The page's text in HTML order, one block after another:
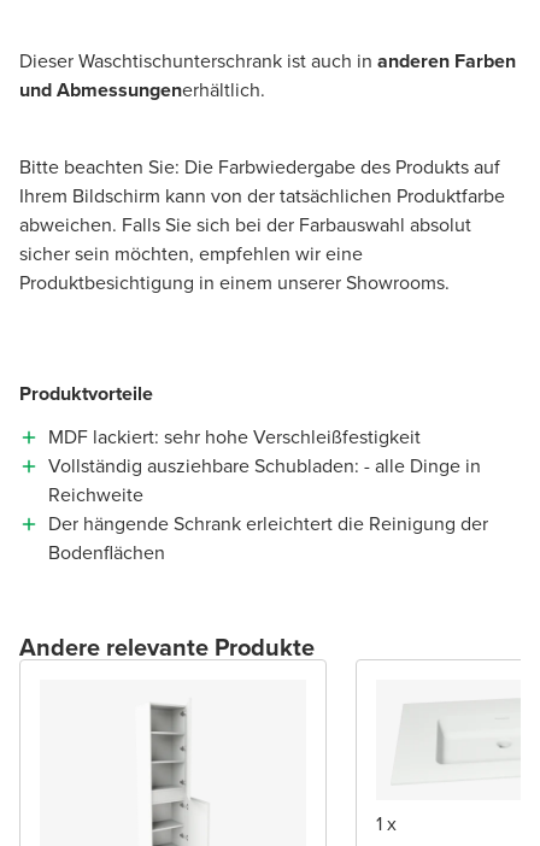
Dieser Waschtischunterschrank ist auch in anderen Farben
und Abmessungenerhältlich.
Bitte beachten Sie: Die Farbwiedergabe des Produkts auf
Ihrem Bildschirm kann von der tatsächlichen Produktfarbe
abweichen. Falls Sie sich bei der Farbauswahl absolut
sicher sein möchten, empfehlen wir eine
Produktbesichtigung in einem unserer Showrooms.
Produktvorteile
MDF lackiert: sehr hohe Verschleißfestigkeit
Vollständig ausziehbare Schubladen: - alle Dinge in
Reichweite
Der hängende Schrank erleichtert die Reinigung der
Bodenflächen
Andere relevante Produkte
1 x